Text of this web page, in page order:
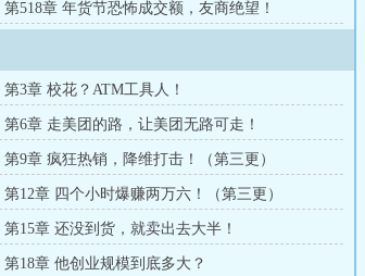
第518章 年货节恐怖成交额，友商绝望！
第3章 校花？ATM工具人！
第6章 走美团的路，让美团无路可走！
第9章 疯狂热销，降维打击！（第三更）
第12章 四个小时爆赚两万六！（第三更）
第15章 还没到货，就卖出去大半！
第18章 他创业规模到底多大？